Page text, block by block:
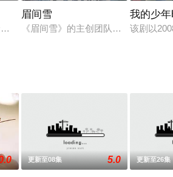
媛饰）与“超市王子”白贤宇（金秀贤
眉间雪
《眉间雪》的主创团队对于市场和
我的少
该剧以
更新至08集 5.0 更新至26集